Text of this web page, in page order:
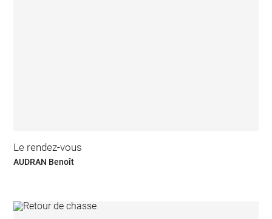
Le rendez-vous
AUDRAN Benoît